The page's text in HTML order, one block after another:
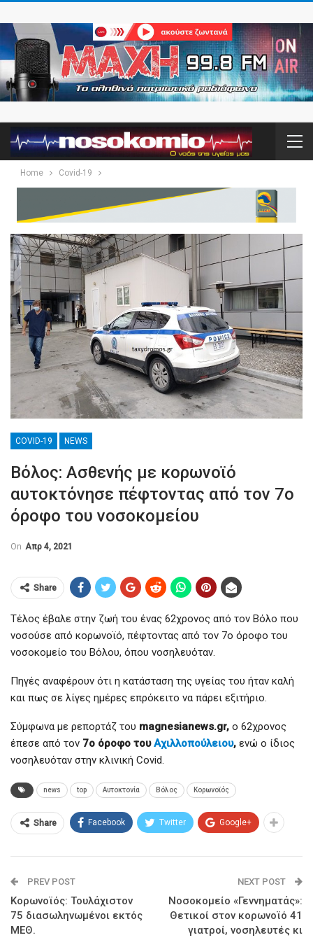
Home Covid-19
COVID-19 NEWS
Βόλος: Ασθενής με κορωνοϊό
αυτοκτόνησε πέφτοντας από τον 7ο
όροφο του νοσοκομείου
On Απρ 4, 2021
Share
Τέλος έβαλε στην ζωή του ένας 62χρονος από τον Βόλο που
νοσούσε από κορωνοϊό, πέφτοντας από τον 7ο όροφο του
νοσοκομείο του Βόλου, όπου νοσηλευόταν.
Πηγές αναφέρουν ότι η κατάσταση της υγείας του ήταν καλή
και πως σε λίγες ημέρες επρόκειτο να πάρει εξιτήριο.
Σύμφωνα με ρεπορτάζ του magnesianews.gr, ο 62χρονος
έπεσε από τον 7ο όροφο τουΑχιλλοπούλειου, ενώ ο ίδιος
νοσηλευόταν στην κλινική Covid.
news top Αυτοκτονία Βόλος Κορωνοϊός
Share Facebook Twitter Google+
PREV POST
Κορωνοϊός: Τουλάχιστον
75 διασωληνωμένοι εκτός
ΜΕΘ.
NEXT POST
Νοσοκομείο «Γεννηματάς»:
Θετικοί στον κορωνοϊό 41
γιατροί, νοσηλευτές κι